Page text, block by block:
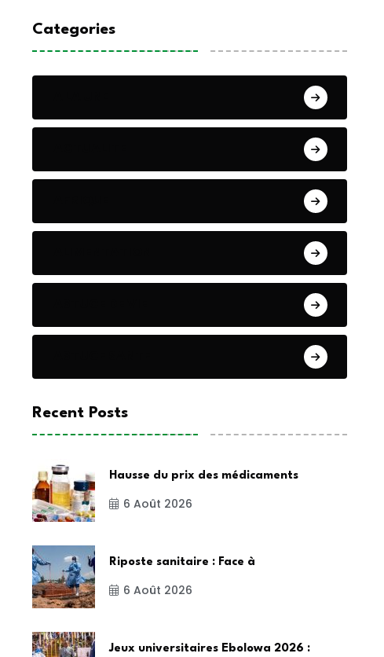
Categories
Recent Posts
Hausse du prix des médicaments
6 Août 2026
Riposte sanitaire : Face à
6 Août 2026
Jeux universitaires Ebolowa 2026 :